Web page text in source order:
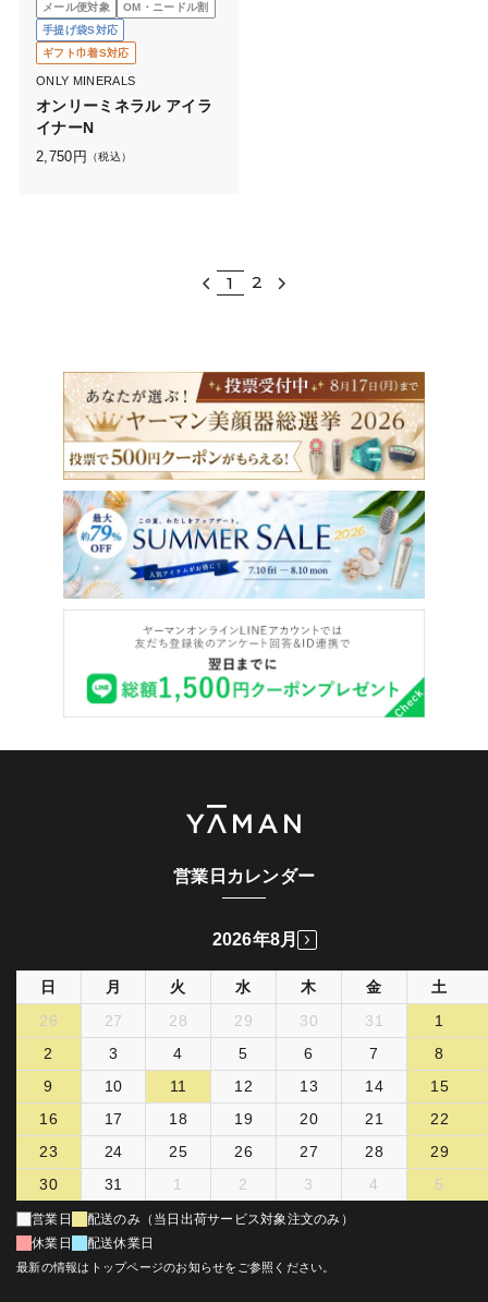
メール便対象
OM・ニードル割
手提げ袋S対応
ギフト巾着S対応
ONLY MINERALS
オンリーミネラル アイラ
イナーN
2,750 円 （税込）
1 2
営業日カレンダー
2026年8月
日 月 火 水 木 金
土
26
27 28 29 30 31
1
2
3 4 5 6 7
8
9
10 11 12 13 14
15
16
17 18 19 20 21
22
23
24 25 26 27 28
29
30
31 1 2 3 4 5
営業日
配送のみ（当日出荷サービス対象注文のみ）
休業日
配送休業日
最新の情報はトップページのお知らせをご参照ください。